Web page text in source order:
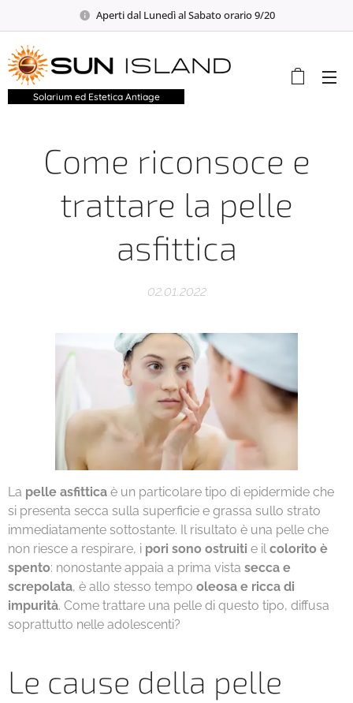
Aperti dal Lunedì al Sabato orario 9/20
Solarium ed Estetica Antiage
Come riconsoce e
trattare la pelle
asfittica
02.01.2022
La pelle asfittica è un particolare tipo di epidermide che
si presenta secca sulla superficie e grassa sullo strato
immediatamente sottostante. Il risultato è una pelle che
non riesce a respirare, i pori sono ostruiti e ilcolorito è
spento: nonostante appaia a prima vista secca e
screpolata, è allo stesso tempo oleosa e ricca di
impurità. Come trattare una pelle di questo tipo, diffusa
soprattutto nelle adolescenti?
Le cause della pelle